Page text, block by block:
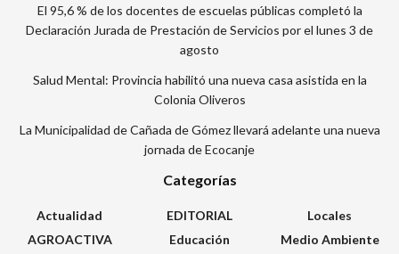
El 95,6 % de los docentes de escuelas públicas completó la
Declaración Jurada de Prestación de Servicios por el lunes 3 de
agosto
Salud Mental: Provincia habilitó una nueva casa asistida en la
Colonia Oliveros
La Municipalidad de Cañada de Gómez llevará adelante una nueva
jornada de Ecocanje
Categorías
Actualidad
AGROACTIVA
EDITORIAL
Educación
Locales
Medio Ambiente